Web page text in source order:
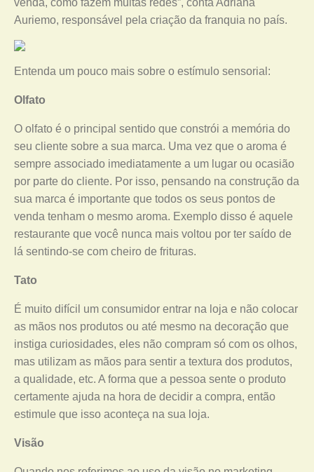
venda, como fazem muitas redes”, conta Adriana
Auriemo, responsável pela criação da franquia no país.
Entenda um pouco mais sobre o estímulo sensorial:
Olfato
O olfato é o principal sentido que constrói a memória do
seu cliente sobre a sua marca. Uma vez que o aroma é
sempre associado imediatamente a um lugar ou ocasião
por parte do cliente. Por isso, pensando na construção da
sua marca é importante que todos os seus pontos de
venda tenham o mesmo aroma. Exemplo disso é aquele
restaurante que você nunca mais voltou por ter saído de
lá sentindo-se com cheiro de frituras.
Tato
É muito difícil um consumidor entrar na loja e não colocar
as mãos nos produtos ou até mesmo na decoração que
instiga curiosidades, eles não compram só com os olhos,
mas utilizam as mãos para sentir a textura dos produtos,
a qualidade, etc. A forma que a pessoa sente o produto
certamente ajuda na hora de decidir a compra, então
estimule que isso aconteça na sua loja.
Visão